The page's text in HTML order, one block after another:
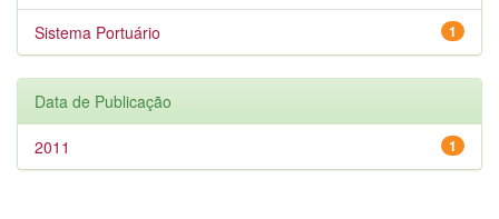
1
Sistema Portuário
Data de Publicação
1
2011